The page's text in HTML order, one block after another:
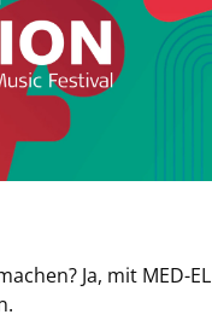
Ja, mit MED-EL